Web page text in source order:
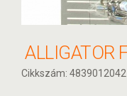
Cikkszám: 4839012042